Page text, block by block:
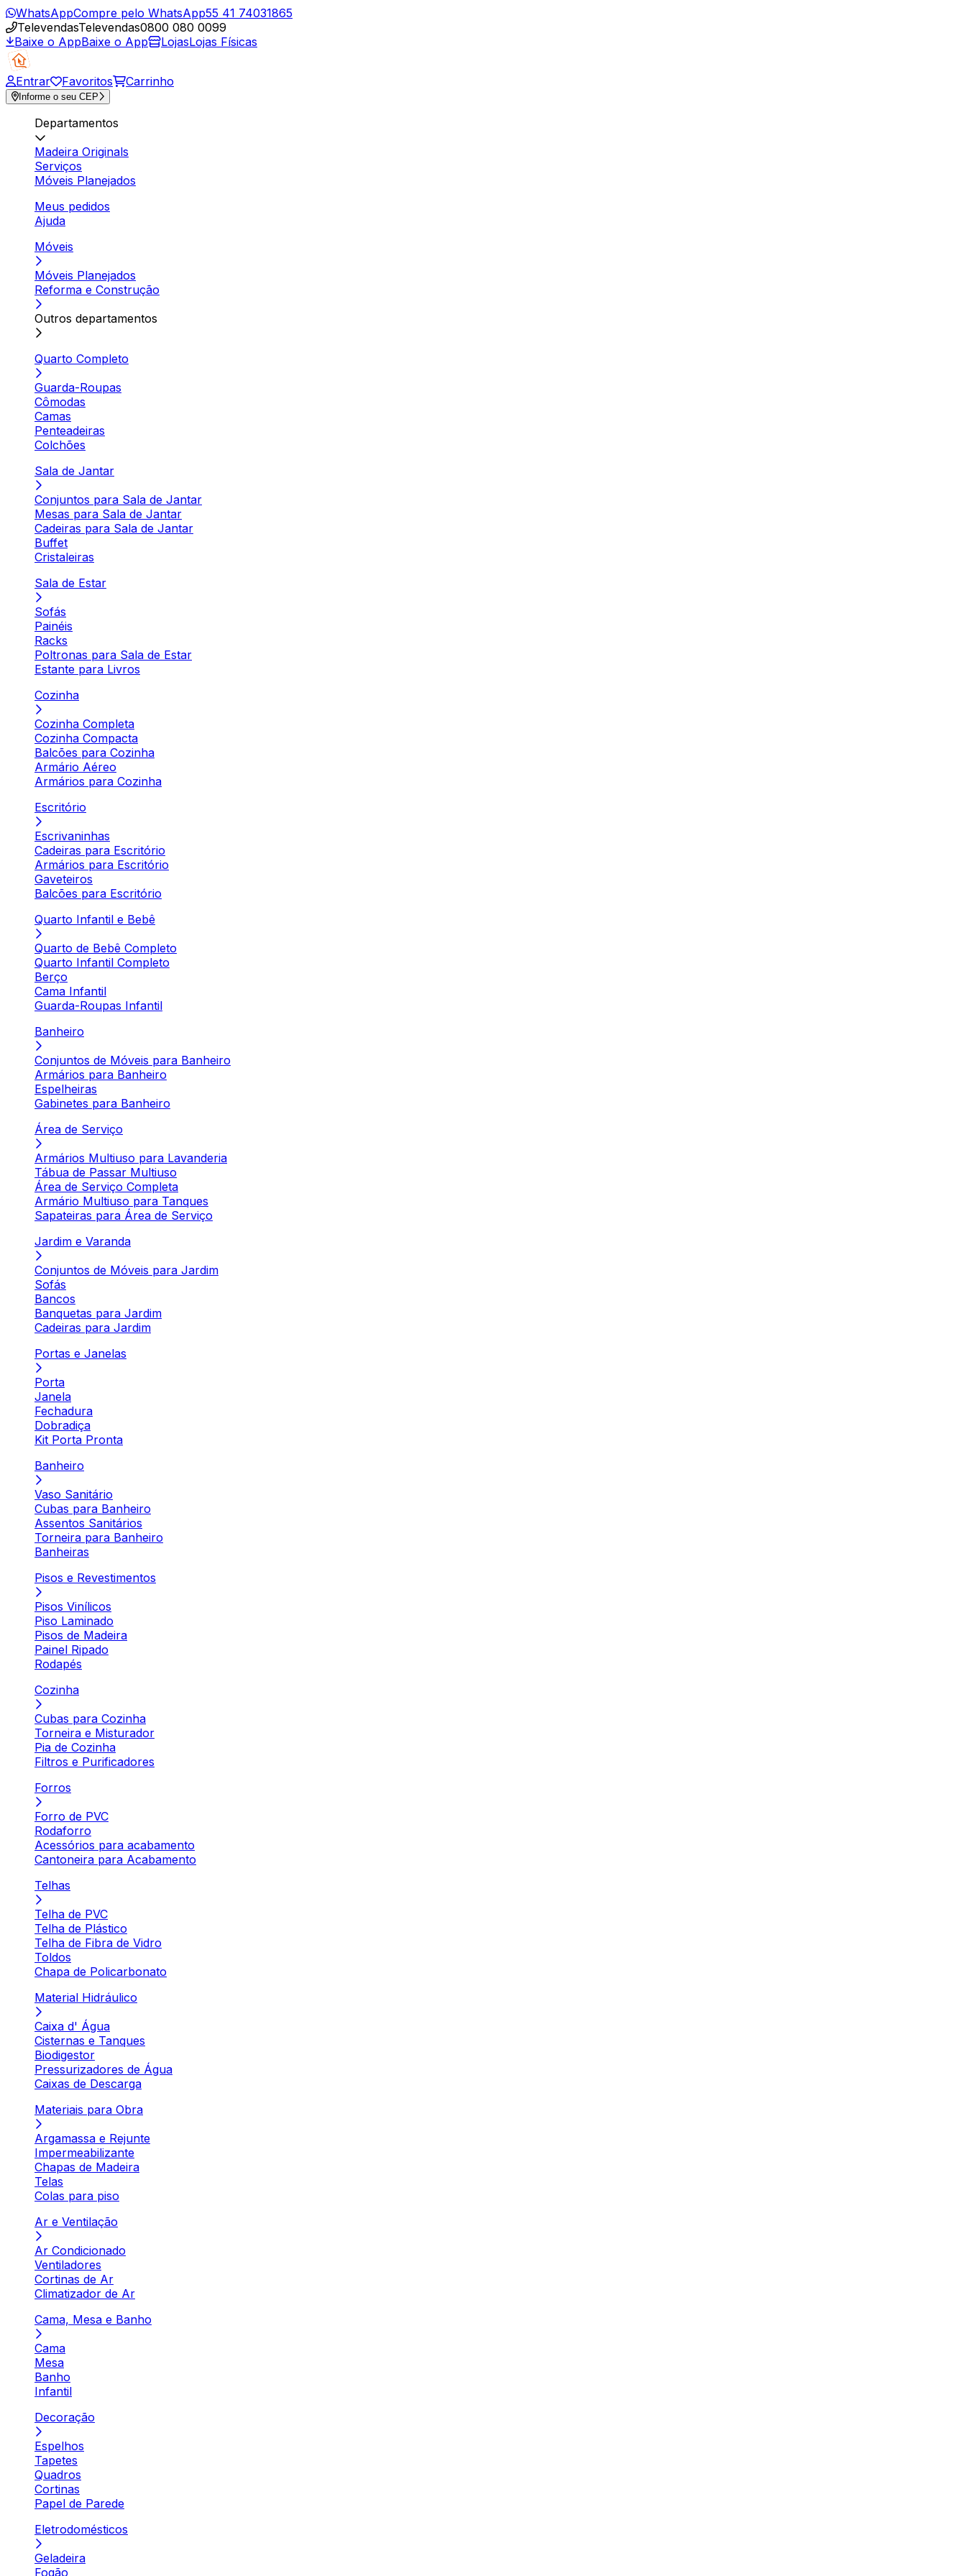
WhatsAppCompre pelo WhatsApp55 41 74031865
TelevendasTelevendas0800 080 0099
Baixe o AppBaixe o App LojasLojas Físicas
Entrar Favoritos Carrinho
Informe o seu CEP
Departamentos
Madeira Originals
Serviços
Móveis Planejados
Meus pedidos
Ajuda
Móveis
Móveis Planejados
Reforma e Construção
Outros departamentos
Quarto Completo
Guarda-Roupas
Cômodas
Camas
Penteadeiras
Colchões
Sala de Jantar
Conjuntos para Sala de Jantar
Mesas para Sala de Jantar
Cadeiras para Sala de Jantar
Buffet
Cristaleiras
Sala de Estar
Sofás
Painéis
Racks
Poltronas para Sala de Estar
Estante para Livros
Cozinha
Cozinha Completa
Cozinha Compacta
Balcões para Cozinha
Armário Aéreo
Armários para Cozinha
Escritório
Escrivaninhas
Cadeiras para Escritório
Armários para Escritório
Gaveteiros
Balcões para Escritório
Quarto Infantil e Bebê
Quarto de Bebê Completo
Quarto Infantil Completo
Berço
Cama Infantil
Guarda-Roupas Infantil
Banheiro
Conjuntos de Móveis para Banheiro
Armários para Banheiro
Espelheiras
Gabinetes para Banheiro
Área de Serviço
Armários Multiuso para Lavanderia
Tábua de Passar Multiuso
Área de Serviço Completa
Armário Multiuso para Tanques
Sapateiras para Área de Serviço
Jardim e Varanda
Conjuntos de Móveis para Jardim
Sofás
Bancos
Banquetas para Jardim
Cadeiras para Jardim
Portas e Janelas
Porta
Janela
Fechadura
Dobradiça
Kit Porta Pronta
Banheiro
Vaso Sanitário
Cubas para Banheiro
Assentos Sanitários
Torneira para Banheiro
Banheiras
Pisos e Revestimentos
Pisos Vinílicos
Piso Laminado
Pisos de Madeira
Painel Ripado
Rodapés
Cozinha
Cubas para Cozinha
Torneira e Misturador
Pia de Cozinha
Filtros e Purificadores
Forros
Forro de PVC
Rodaforro
Acessórios para acabamento
Cantoneira para Acabamento
Telhas
Telha de PVC
Telha de Plástico
Telha de Fibra de Vidro
Toldos
Chapa de Policarbonato
Material Hidráulico
Caixa d' Água
Cisternas e Tanques
Biodigestor
Pressurizadores de Água
Caixas de Descarga
Materiais para Obra
Argamassa e Rejunte
Impermeabilizante
Chapas de Madeira
Telas
Colas para piso
Ar e Ventilação
Ar Condicionado
Ventiladores
Cortinas de Ar
Climatizador de Ar
Cama, Mesa e Banho
Cama
Mesa
Banho
Infantil
Decoração
Espelhos
Tapetes
Quadros
Cortinas
Papel de Parede
Eletrodomésticos
Geladeira
Fogão